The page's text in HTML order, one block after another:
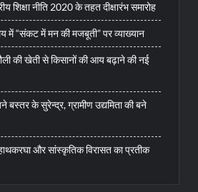
शिक्षा नीति 2020 के तहत दीक्षारंभ समारोह
में “संकट में मन की मजबूती” पर व्याख्यान
की खेती से किसानों की आय बढ़ाने की नई
बस्तर के सुरेन्द्र, ग्रामीण उद्यमिता की बने
और सांस्कृतिक विरासत का प्रतीक